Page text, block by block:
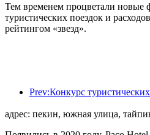
Тем временем процветали новые
туристических поездок и
рейтингом «звезд».
адрес: пекин, южная улица,